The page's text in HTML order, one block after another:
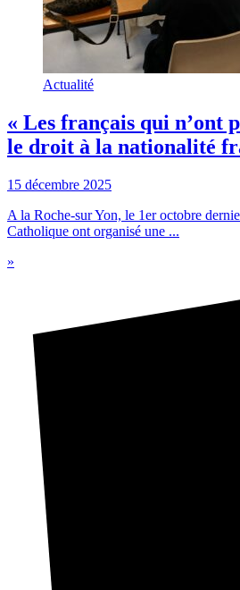
Actualité
« Les français qui n’ont
le droit à la nationalité
15 décembre 2025
A la Roche-sur Yon, le 1er octobre
Catholique ont organisé une ...
»